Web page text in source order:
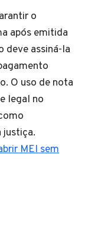
o
após emitida
deve assiná-la
O uso de nota
legal no
justiça.
MEI sem